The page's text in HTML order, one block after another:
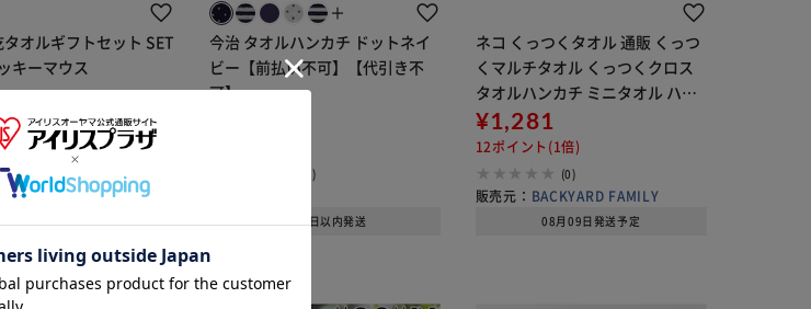
オルギフトセット SET
キーマウス
ト(1倍)
(0)
＋
今治 タオルハンカチ ドットネイ
ビー【前払い不可】【代引き不
可】
(22)
1～3日以内発送
ネコ くっつくタオル 通販 くっつ
くマルチタオル くっつくクロス
タオルハンカチ ミニタオル ハン
ドタオル 吸水タオル 吸水クロス
ペットボトルカバー 傘カバー カ
ラビナ付き 包むだけ おしゃれ か
わ
¥1,281
12ポイント(1倍)
(0)
販売元： BACKYARD FAMILY
08月09日発送予定
い